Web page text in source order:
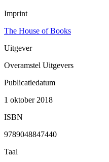
Imprint
The House of Books
Uitgever
Overamstel Uitgevers
Publicatiedatum
1 oktober 2018
ISBN
9789048847440
Taal